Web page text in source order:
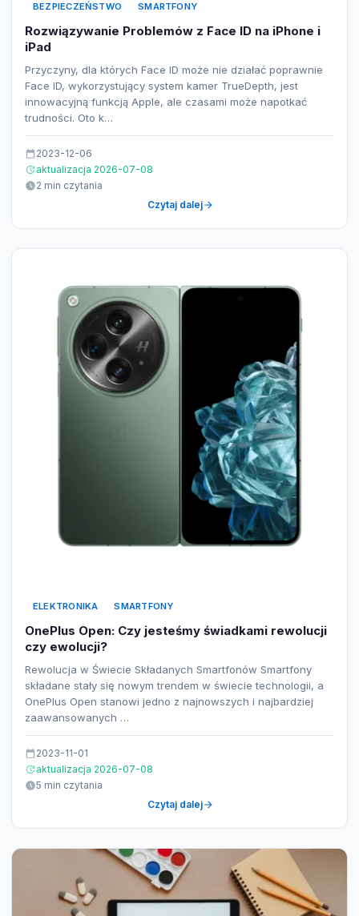
BEZPIECZEŃSTWO SMARTFONY
Rozwiązywanie Problemów z Face ID na iPhone i
iPad
Przyczyny, dla których Face ID może nie działać poprawnie
Face ID, wykorzystujący system kamer TrueDepth, jest
innowacyjną funkcją Apple, ale czasami może napotkać
trudności. Oto k…
2023-12-06
aktualizacja 2026-07-08
2 min czytania
Czytaj dalej
ELEKTRONIKA SMARTFONY
OnePlus Open: Czy jesteśmy świadkami rewolucji
czy ewolucji?
Rewolucja w Świecie Składanych Smartfonów Smartfony
składane stały się nowym trendem w świecie technologii, a
OnePlus Open stanowi jedno z najnowszych i najbardziej
zaawansowanych …
2023-11-01
aktualizacja 2026-07-08
5 min czytania
Czytaj dalej